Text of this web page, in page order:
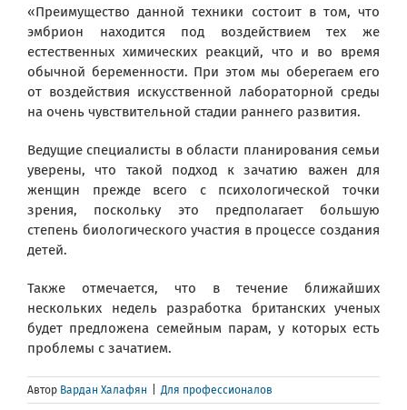
«Преимущество данной техники состоит в том, что
эмбрион находится под воздействием тех же
естественных химических реакций, что и во время
обычной беременности. При этом мы оберегаем его
от воздействия искусственной лабораторной среды
на очень чувствительной стадии раннего развития.
Ведущие специалисты в области планирования семьи
уверены, что такой подход к зачатию важен для
женщин прежде всего с психологической точки
зрения, поскольку это предполагает большую
степень биологического участия в процессе создания
детей.
Также отмечается, что в течение ближайших
нескольких недель разработка британских ученых
будет предложена семейным парам, у которых есть
проблемы с зачатием.
Автор Вардан Халафян Для профессионалов